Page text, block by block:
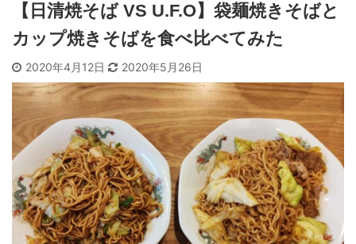
【Amazon】2021年Amazonで買って
【2021年11月】Amazonブラックフラ
イデーセール おすすめ商品！
【日清焼そば VS U.F.O】袋麺焼きそばと
カップ焼きそばを食べ比べてみた
2020年4月12日 2020年5月26日